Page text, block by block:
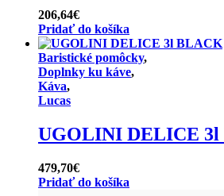
206,64€
Pridať do košíka
Baristické pomôcky,
Doplnky ku káve,
Káva,
Lucas
UGOLINI DELICE
479,70€
Pridať do košíka